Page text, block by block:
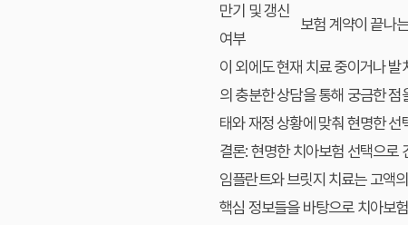
만기 및 갱신
여부
보험 계약이 끝나
이 외에도 현재 치료 중이거나
의 충분한 상담을 통해 궁금한
태와 재정 상황에 맞춰 현명한 선
결론: 현명한 치아보험 선택으로
임플란트와브릿지 치료는 고액
핵심 정보들을 바탕으로치아보